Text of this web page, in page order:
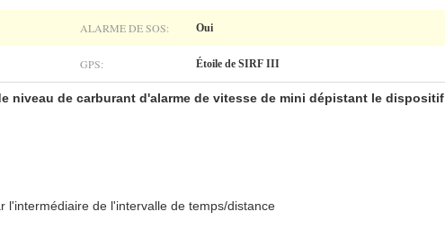
ALARME DE SOS: Oui
GPS: Étoile de SIRF III
niveau de carburant d'alarme de vitesse de mini dépistant le dispositif
l'intermédiaire de l'intervalle de temps/distance